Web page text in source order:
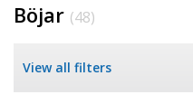
Böjar (48)
View all filters